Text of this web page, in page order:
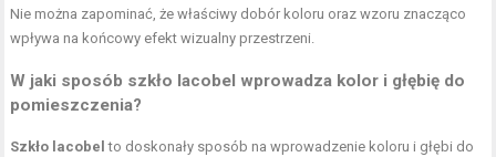
Nie można zapominać, że właściwy dobór koloru oraz wzoru znacząco
wpływa na końcowy efekt wizualny przestrzeni.
W jaki sposób szkło lacobel wprowadza kolor i głębię do
pomieszczenia?
Szkło lacobel to doskonały sposób na wprowadzenie koloru i głębi do